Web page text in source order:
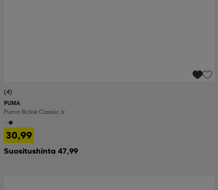
(4)
PUMA
Puma Rickie Classic Jr
30,99
Suositushinta 47,99